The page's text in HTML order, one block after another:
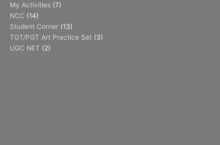
My Activities (7)
NCC (14)
Student Corner (13)
TGT/PGT Art Practice Set (3)
UGC NET (2)